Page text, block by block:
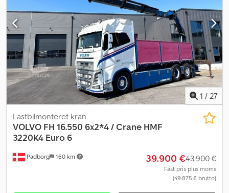
1 / 27
Padborg 160 km
Lastbilmonteret kran
VOLVO FH 16.550 6x2*4 / Crane HMF
3220K4 Euro 6
39.900 €43.900 €
Fast pris plus moms
(49.875 € brutto)